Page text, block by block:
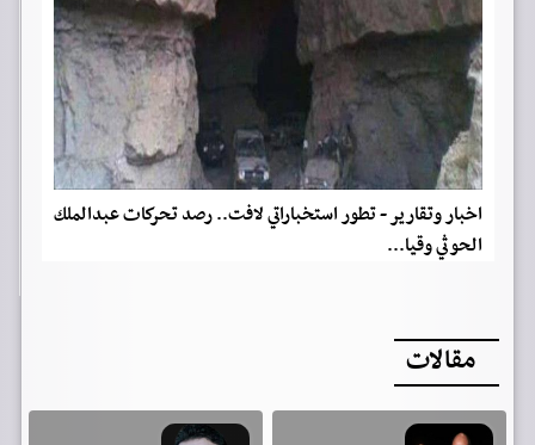
اخبار وتقارير - تطور استخباراتي لافت.. رصد تحركات عبدالملك
الحوثي وقيا...
مقالات